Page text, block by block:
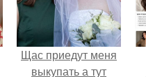
Щас приедут меня
выкупать а тут